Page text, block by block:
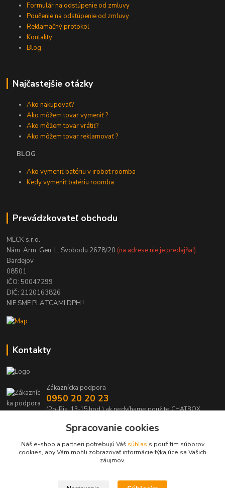
Formulár na odstúpenie od zmluvy
Poučenie na odstúpenie od zmluvy
Reklamačný protokol
Kontakty
Blog
Najčastejšie otázky
Ako nakupovať?
Ako môžem tovar vymeniť ?
Ako môžem tovar vrátiť?
Ako môžem tovar reklamovať ?
BLOG
Ako vymeniť batériu v irobot roomba
Kedy vymeniť batériu roomba
Prevádzkovateľ obchodu
MECK s.r.o.
Nám. Arm. Gen. L. Svobodu 2678/20 (na adrese nie je predajňa!)
Bardejov
08501
IČO: 50047299
DIČ: 2120163826
NIE SME PLATCAMI DPH !
Kontakty
Zákaznícka podpora
0950 20 20 23
(Po-Pia, 13-15 hod.) ak nedvíhame použite CHATBOX
info@kabelmanie.skSpracovanie cookies
Náš e-shop a partneri potrebujú Váš súhlas s použitím súborov
cookies, aby Vám mohli zobrazovať informácie týkajúce sa Vašich
záujmov.